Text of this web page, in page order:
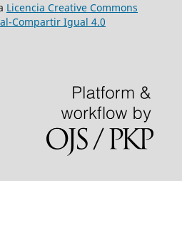
Licencia Creative Commons
Compartir Igual 4.0